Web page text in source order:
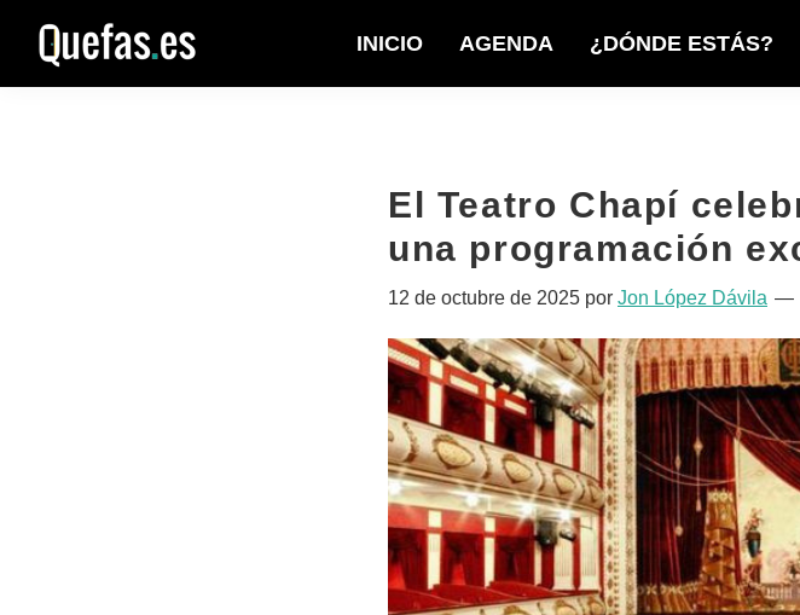
la
contenido
Quefas
INICIO AGENDA ¿DÓNDE ESTÁS?
El Teatro Chapí
una programación
12 de octubre de 2025 por Jon López Dávila